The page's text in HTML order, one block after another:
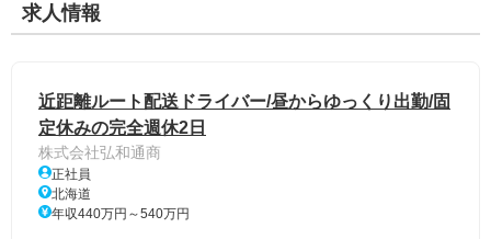
求人情報
近距離ルート配送ドライバー/昼からゆっくり出勤/固
定休みの完全週休2日
株式会社弘和通商
正社員
北海道
年収440万円～540万円